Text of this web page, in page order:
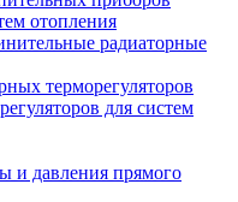
отопления
радиаторные
терморегуляторов
для систем
и давления прямого